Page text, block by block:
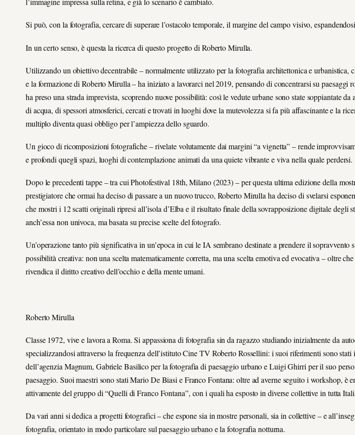
Si può, con la fotografia, cercare di superare l’ostacolo temporale, il margine del campo visivo,
In un certo senso, è questa la ricerca di questo progetto di Roberto Mirulla.
Utilizzando un obiettivo decentrabile – normalmente utilizzato per la fotografia architettonica e urbanistica,
e la formazione di Roberto Mirulla – ha iniziato a lavorarci nel 2019, pensando di concentrarsi su paesaggi
ha preso una strada imprevista, scoprendo nuove possibilità: così le vedute urbane sono state soppiantate
di acqua, di spessori atmosferici, cercati e trovati in luoghi dove la mutevolezza si fa più affascinante e la
multiplo diventa quasi obbligo per l’ampiezza dello sguardo.
Un gioco di ricomposizioni fotografiche – rivelate volutamente dai margini “a vignetta” – rende
e profondi quegli spazi, luoghi di contemplazione animati da una quiete vibrante e viva nella quale perdersi.
Dopo le precedenti tappe – tra cui Photofestival 18th, Milano (2023) – per questa ultima edizione della
prestigiatore che ormai ha deciso di passare a un nuovo trucco, Roberto Mirulla ha deciso di svelarsi
che mostri i 12 scatti originali ripresi all’isola d’Elba e il risultato finale della sovrapposizione digitale degli
anch’essa non univoca, ma basata su precise scelte del fotografo.
Un’operazione tanto più significativa in un’epoca in cui le IA sembrano destinate a prendere il sopravvento
possibilità creativa: non una scelta matematicamente corretta, ma una scelta emotiva ed evocativa – oltre
rivendica il diritto creativo dell’occhio e della mente umani.
Roberto Mirulla
Classe 1972, vive e lavora a Roma. Si appassiona di fotografia sin da ragazzo studiando inizialmente da
specializzandosi attraverso la frequenza dell’istituto Cine TV Roberto Rossellini: i suoi riferimenti sono stati
dell’agenzia Magnum, Gabriele Basilico per la fotografia di paesaggio urbano e Luigi Ghirri per il suo
paesaggio. Suoi maestri sono stati Mario De Biasi e Franco Fontana: oltre ad averne seguito i workshop, è
attivamente del gruppo di “Quelli di Franco Fontana”, con i quali ha esposto in diverse collettive in tutta
Da vari anni si dedica a progetti fotografici – che espone sia in mostre personali, sia in collettive – e
fotografia, orientato in modo particolare sul paesaggio urbano e la fotografia notturna.